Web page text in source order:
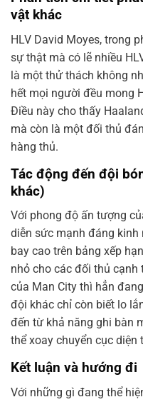
vật khác
HLV David Moyes, trong
sự thật mà có lẽ nhiều
là một thử thách không
hết mọi người đều mong
Điều này cho thấy
mà còn là một đối thủ
hàng thủ.
Tác động đến đội
khác)
Với phong độ ấn tượng
diễn sức mạnh đáng
bay cao trên bảng xếp
nhỏ cho các đối thủ cạnh
của Man City thì hẳn
đội khác chỉ còn biết lo
đến từ khả năng ghi bàn
thể xoay chuyển cục
Kết luận và hướng đi
Với những gì đang thể